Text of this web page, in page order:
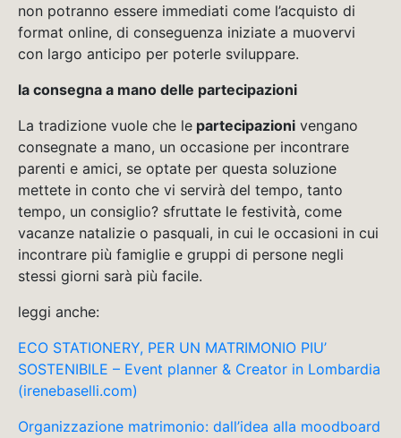
non potranno essere immediati come l’acquisto di
format online, di conseguenza iniziate a muovervi
con largo anticipo per poterle sviluppare.
la consegna a mano delle partecipazioni
La tradizione vuole che le partecipazioni vengano
consegnate a mano, un occasione per incontrare
parenti e amici, se optate per questa soluzione
mettete in conto che vi servirà del tempo, tanto
tempo, un consiglio? sfruttate le festività, come
vacanze natalizie o pasquali, in cui le occasioni in cui
incontrare più famiglie e gruppi di persone negli
stessi giorni sarà più facile.
leggi anche:
ECO STATIONERY, PER UN MATRIMONIO PIU’
SOSTENIBILE – Event planner & Creator in Lombardia
(irenebaselli.com)
Organizzazione matrimonio: dall’idea alla moodboard